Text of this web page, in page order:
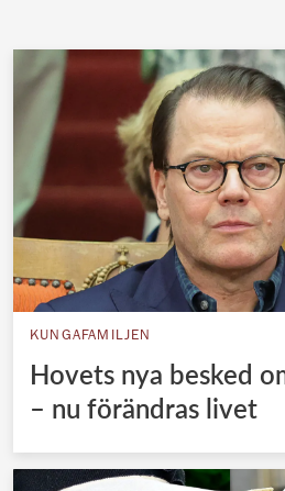
KUNGAFAMILJEN
Hovets nya besked
– nu förändras livet